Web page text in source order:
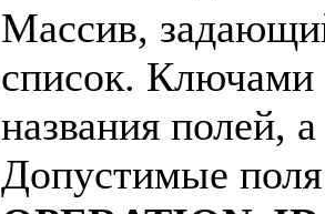
Массив,
список. Ключами
названия полей,
Допустимые